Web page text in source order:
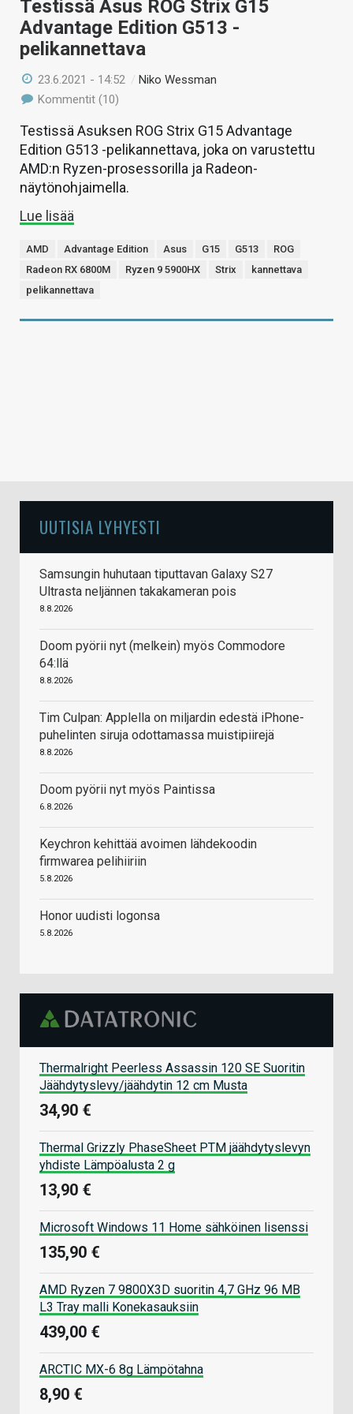
Testissä Asus ROG Strix G15
Advantage Edition G513 -
pelikannettava
23.6.2021 - 14:52 / Niko Wessman
Kommentit (10)
Testissä Asuksen ROG Strix G15 Advantage
Edition G513 -pelikannettava, joka on varustettu
AMD:n Ryzen-prosessorilla ja Radeon-
näytönohjaimella.
Lue lisää
AMD Advantage Edition Asus G15 G513
ROG
Radeon RX 6800M
Ryzen 9 5900HX Strix
kannettava
pelikannettava
UUTISIA LYHYESTI
Samsungin huhutaan tiputtavan Galaxy S27
Ultrasta neljännen takakameran pois
8.8.2026
Doom pyörii nyt (melkein) myös Commodore
64:llä
8.8.2026
Tim Culpan: Applella on miljardin edestä iPhone-
puhelinten siruja odottamassa muistipiirejä
8.8.2026
Doom pyörii nyt myös Paintissa
6.8.2026
Keychron kehittää avoimen lähdekoodin
firmwarea pelihiiriin
5.8.2026
Honor uudisti logonsa
5.8.2026
Thermalright Peerless Assassin 120 SE Suoritin
Jäähdytyslevy/jäähdytin 12 cm Musta
34,90 €
Thermal Grizzly PhaseSheet PTM jäähdytyslevyn
yhdiste Lämpöalusta 2 g
13,90 €
Microsoft Windows 11 Home sähköinen lisenssi
135,90 €
AMD Ryzen 7 9800X3D suoritin 4,7 GHz 96 MB
L3 Tray malli Konekasauksiin
439,00 €
ARCTIC MX-6 8g Lämpötahna
8,90 €